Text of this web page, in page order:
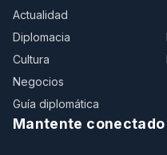
Actualidad
Diplomacia
Cultura
Negocios
Guía diplomática
Mantente conectado